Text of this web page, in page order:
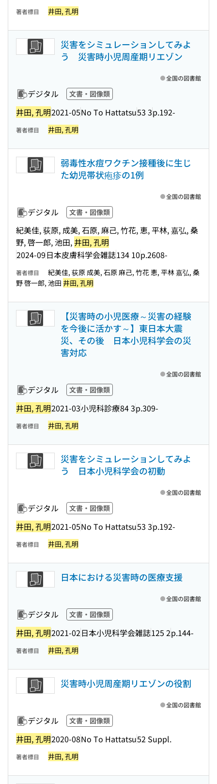
著者標目 井田, 孔明
災害をシミュレーションしてみよ
う 災害時小児周産期リエゾン
デジタル 文書・図像類
井田, 孔明2021-05No To Hattatsu53 3p.192-
全国の図書館
著者標目 井田, 孔明
弱毒性水痘ワクチン接種後に生じ
た幼児帯状疱疹の1例
デジタル 文書・図像類
紀美佳, 荻原, 成美, 石原, 麻己, 竹花, 恵, 平林, 嘉弘, 桑
野, 啓一郎, 池田, 井田, 孔明
2024-09日本皮膚科学会雑誌134 10p.2608-
全国の図書館
著者標目
紀美佳, 荻原 成美, 石原 麻己, 竹花 恵, 平林 嘉弘, 桑
野 啓一郎, 池田 井田, 孔明
【災害時の小児医療～災害の経験
を今後に活かす～】東日本大震
災、その後 日本小児科学会の災
害対応
デジタル 文書・図像類
井田, 孔明2021-03小児科診療84 3p.309-
全国の図書館
著者標目 井田, 孔明
災害をシミュレーションしてみよ
う 日本小児科学会の初動
デジタル 文書・図像類
井田, 孔明2021-05No To Hattatsu53 3p.192-
全国の図書館
著者標目 井田, 孔明
日本における災害時の医療支援
デジタル 文書・図像類
井田, 孔明2021-02日本小児科学会雑誌125 2p.144-
全国の図書館
著者標目 井田, 孔明
災害時小児周産期リエゾンの役割
デジタル 文書・図像類
井田, 孔明2020-08No To Hattatsu52 Suppl.
全国の図書館
著者標目 井田, 孔明